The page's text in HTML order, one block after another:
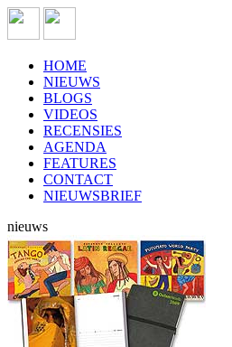
HOME
NIEUWS
BLOGS
VIDEOS
RECENSIES
AGENDA
FEATURES
CONTACT
NIEUWSBRIEF
nieuws